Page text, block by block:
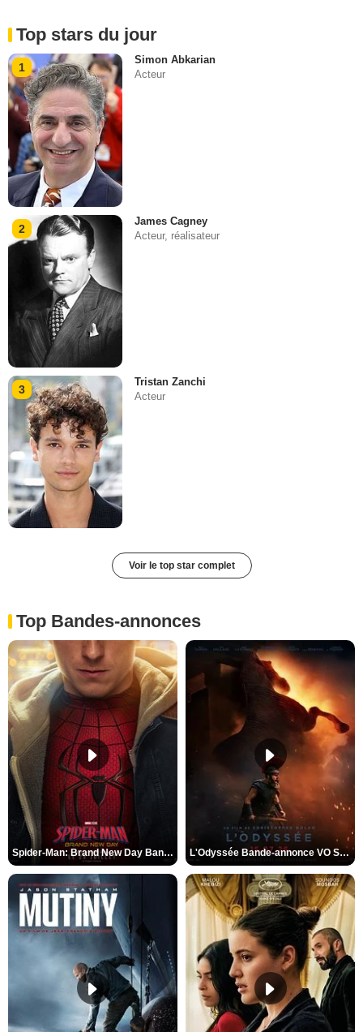
Top stars du jour
1
Simon Abkarian
Acteur
2
James Cagney
Acteur, réalisateur
3
Tristan Zanchi
Acteur
Voir le top star complet
Top Bandes-annonces
Spider-Man: Brand New Day Bande-annonce VO STFR L'Odyssée Bande-annonce VO STFR